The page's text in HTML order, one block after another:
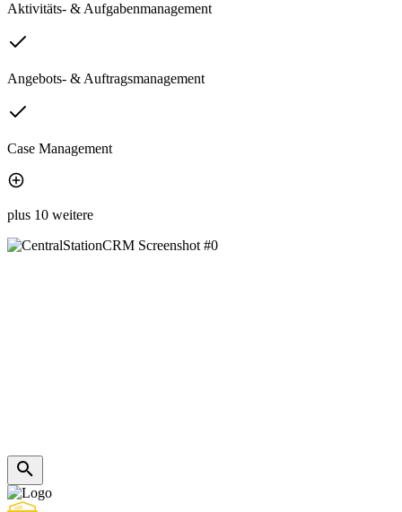
Aktivitäts- & Aufgabenmanagement
Angebots- & Auftragsmanagement
Case Management
plus 10 weitere